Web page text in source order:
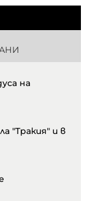
на
"Тракия" и в